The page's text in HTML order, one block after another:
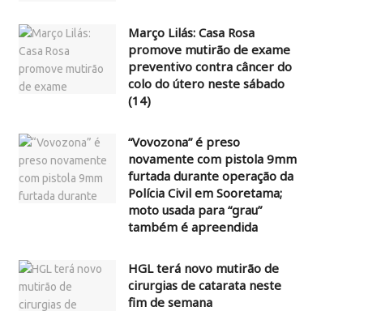
Março Lilás: Casa Rosa
promove mutirão de exame
preventivo contra câncer do
colo do útero neste sábado
(14)
“Vovozona” é preso
novamente com pistola 9mm
furtada durante operação da
Polícia Civil em Sooretama;
moto usada para “grau”
também é apreendida
HGL terá novo mutirão de
cirurgias de catarata neste
fim de semana